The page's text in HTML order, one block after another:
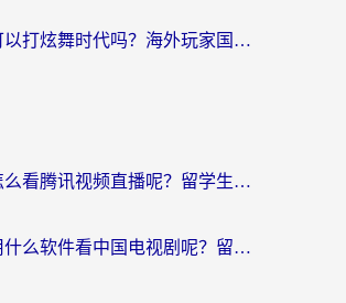
在国外可以打炫舞时代吗？海外玩家国服游戏加速全攻略（附实测推荐）
在国外怎么看腾讯视频直播呢？留学生亲测有效的回国加速指南
在日本用什么软件看中国电视剧呢？留学生亲测有效的回国加速方案